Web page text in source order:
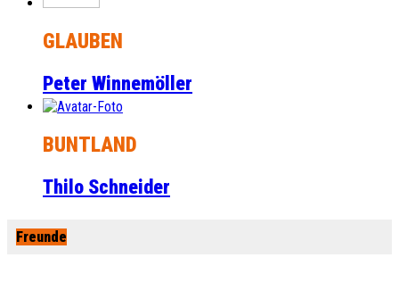
GLAUBEN
Peter Winnemöller
BUNTLAND
Thilo Schneider
Freunde